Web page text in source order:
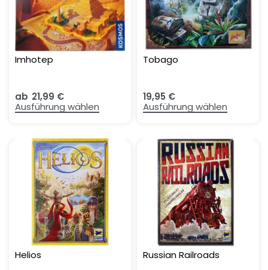
Imhotep
ab 21,99 €
Ausführung wählen
Tobago
19,95 €
Ausführung wählen
Helios Russian Railroads